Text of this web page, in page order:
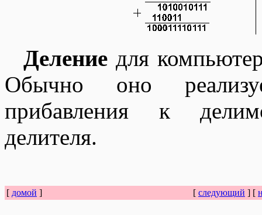
Деление для
Обычно оно
прибавления к
делителя.
[ домой ] [ следующий ] [